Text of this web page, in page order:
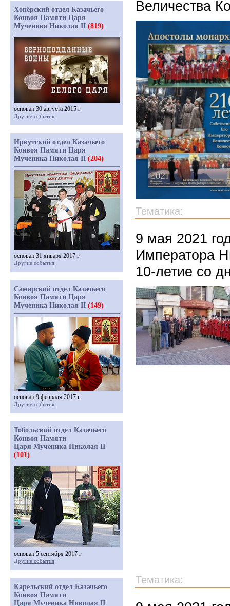
Величества
Тематика:
9 мая 2021
Императора
10-летие со
Тематика:
Хопёрский отдел Казачьего
Конвоя Памяти Царя
Мученика Николая II (819)
основан 30 августа 2015 г.
Другие события
Иркутский отдел Казачьего
Конвоя Памяти Царя
Мученика Николая II (204)
основан 31 января 2017 г.
Другие события
Самарский отдел Казачьего
Конвоя Памяти Царя
Мученика Николая II (149)
основан 9 февраля 2017 г.
Другие события
Тобольский отдел Казачьего
Конвоя Памяти
Царя Мученика Николая II
(101)
основан 5 сентября 2017 г.
Другие события
Карельский отдел Казачьего
Конвоя Памяти
Царя Мученика Николая II